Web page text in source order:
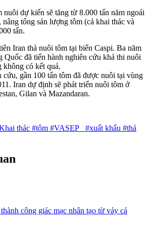
nuôi dự kiến sẽ tăng từ 8.000 tấn năm ngoái
nâng tổng sản lượng tôm (cả khai thác và
tấn.
Iran thả nuôi tôm tại biển Caspi. Ba năm
Quốc đã tiến hành nghiên cứu khả thi nuôi
không có kết quả.
cứu, gần 100 tấn tôm đã được nuôi tại vùng
Iran dự định sẽ phát triển nuôi tôm ở
Gilan và Mazandaran.
thác #tôm #VASEP #xuất khẩu #thả
công giác mạc nhân tạo từ vảy cá